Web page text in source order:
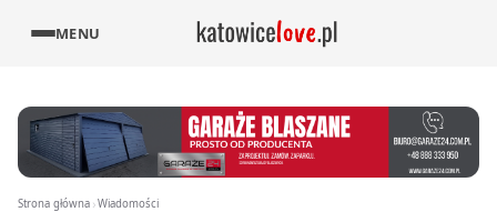
MENU
Strona główna Wiadomości